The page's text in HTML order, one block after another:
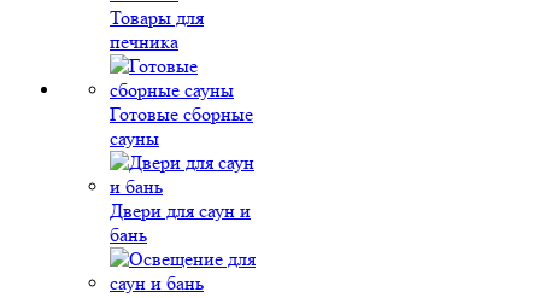
Товары для
печника
Готовые сборные
сауны
Двери для саун и
бань